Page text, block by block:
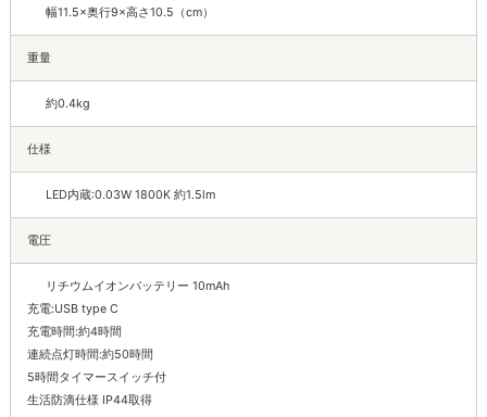
幅11.5×奥行9×高さ10.5（cm）
重量
約0.4kg
仕様
LED内蔵:0.03W 1800K 約1.5lm
電圧
リチウムイオンバッテリー 10mAh
充電:USB type C
充電時間:約4時間
連続点灯時間:約50時間
5時間タイマースイッチ付
生活防滴仕様 IP44取得